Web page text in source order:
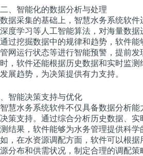
二、智能化的数据分析与处理
数据采集的基础上，智慧水务系统软件
深度学习等人工智能算法，对海量数据
通过挖掘数据中的规律和趋势，软件能
管网运行状态等进行智能预警，提前发
时，软件还能根据历史数据和实时监测
发展趋势，为决策提供有力支持。
、智能决策支持与优化
智慧水务系统软件不仅具备数据分析能
决策支持。通过综合分析历史数据、实
测结果，软件能够为水务管理提供科学
如，在水资源调配方面，软件可以根据
源分布和供需状况，制定合理的调配策